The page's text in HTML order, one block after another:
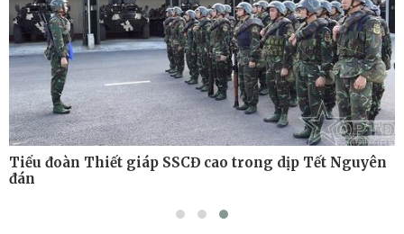
Tiểu đoàn Thiết giáp SSCĐ cao trong dịp Tết Nguyên
đán